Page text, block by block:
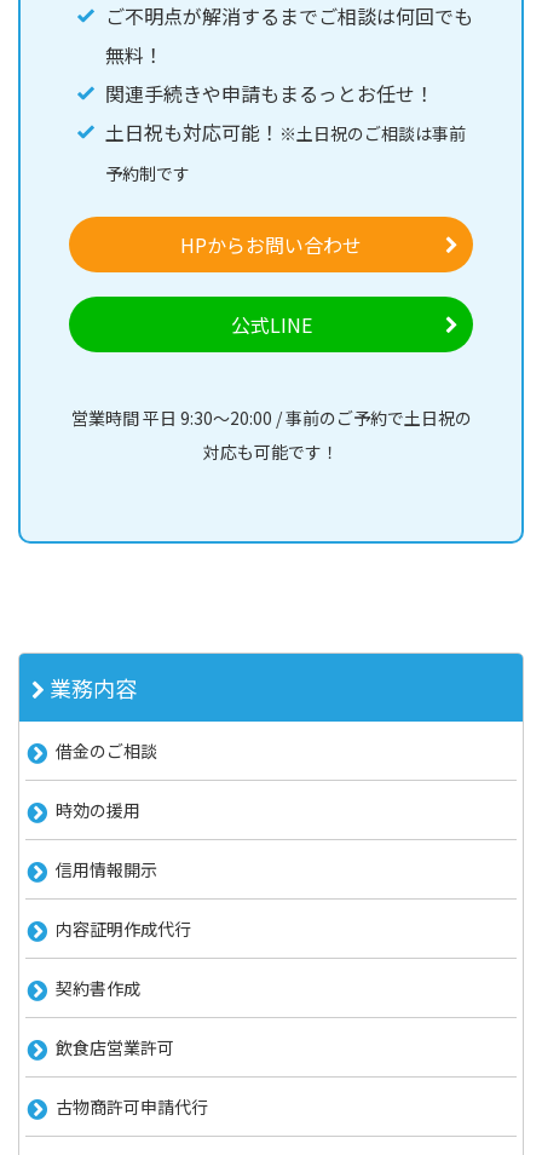
ご不明点が解消するまでご相談は何回でも
無料！
関連手続きや申請もまるっとお任せ！
土日祝も対応可能！ ※土日祝のご相談は事前
予約制です
HPからお問い合わせ
公式LINE
営業時間 平日 9:30～20:00 / 事前のご予約で土日祝の
対応も可能です！
業務内容
借金のご相談
時効の援用
信用情報開示
内容証明作成代行
契約書作成
飲食店営業許可
古物商許可申請代行